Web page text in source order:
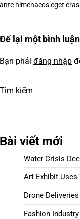
ante himenaeos eget
Để lại một bình luận
Bạn phải đăng nhập
Tìm kiếm
Bài viết mới
Water Crisis
Art Exhibit Uses
Drone
Fashion